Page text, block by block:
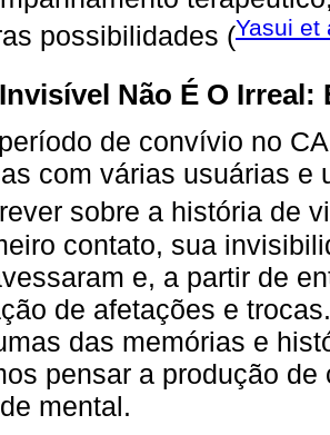
possibilidades (Yasui et
Não É O Irreal:
de convívio no
com várias usuárias e
sobre a história de
contato, sua
e, a partir de
de afetações e
das memórias e
pensar a produção
mental.